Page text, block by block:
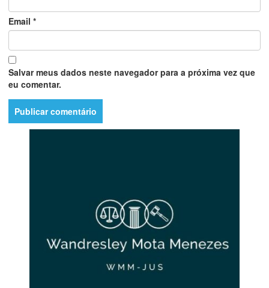
Email *
Salvar meus dados neste navegador para a próxima vez que
eu comentar.